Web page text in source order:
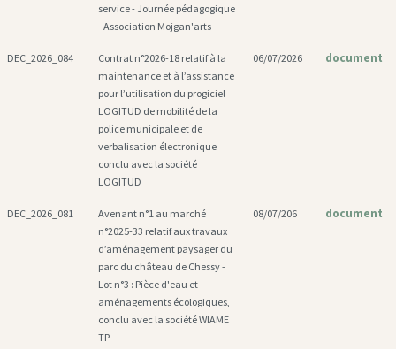
service - Journée pédagogique
- Association Mojgan'arts
DEC_2026_084
Contrat n°2026-18 relatif à la
maintenance et à l’assistance
pour l’utilisation du progiciel
LOGITUD de mobilité de la
police municipale et de
verbalisation électronique
conclu avec la société
LOGITUD
06/07/2026 document
DEC_2026_081
Avenant n°1 au marché
n°2025-33 relatif aux travaux
d’aménagement paysager du
parc du château de Chessy -
Lot n°3 : Pièce d'eau et
aménagements écologiques,
conclu avec la société WIAME
TP
08/07/206 document